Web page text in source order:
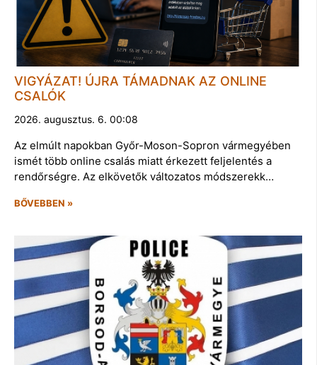
VIGYÁZAT! ÚJRA TÁMADNAK AZ ONLINE
CSALÓK
2026. augusztus. 6. 00:08
Az elmúlt napokban Győr-Moson-Sopron vármegyében
ismét több online csalás miatt érkezett feljelentés a
rendőrségre. Az elkövetők változatos módszerekk…
BŐVEBBEN »